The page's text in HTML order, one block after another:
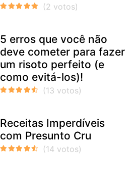
5 erros que você não
deve cometer para fazer
um risoto perfeito (e
como evitá-los)!
Receitas Imperdíveis
com Presunto Cru